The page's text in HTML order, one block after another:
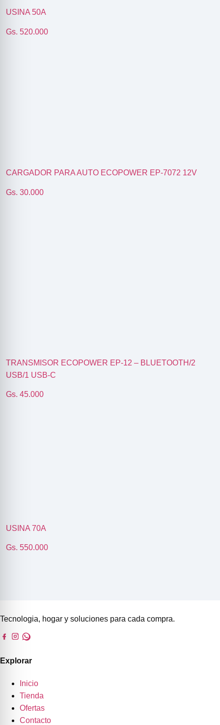
USINA 50A
Gs. 520.000
CARGADOR PARA AUTO ECOPOWER EP-7072 12V
Gs. 30.000
TRANSMISOR ECOPOWER EP-12 – BLUETOOTH/2
USB/1 USB-C
Gs. 45.000
USINA 70A
Gs. 550.000
Tecnologia, hogar y soluciones para cada compra.
Explorar
Inicio
Tienda
Ofertas
Contacto